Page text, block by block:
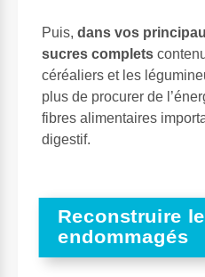
Puis, dans vos
sucres complets
céréaliers et les
plus de procurer de
fibres alimentaires
digestif.
Reconstruire
endommagés